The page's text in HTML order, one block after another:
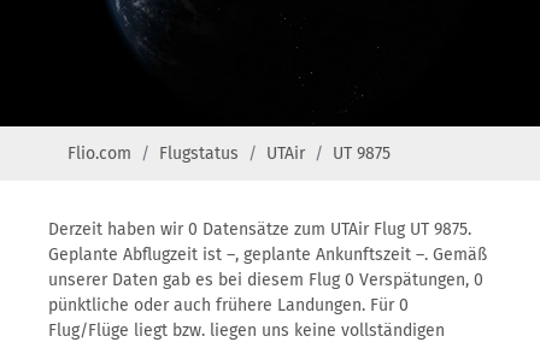
Flio.com Flugstatus UTAir UT 9875
Derzeit haben wir 0 Datensätze zum UTAir Flug UT 9875.
Geplante Abflugzeit ist –, geplante Ankunftszeit –. Gemäß
unserer Daten gab es bei diesem Flug 0 Verspätungen, 0
pünktliche oder auch frühere Landungen. Für 0
Flug/Flüge liegt bzw. liegen uns keine vollständigen